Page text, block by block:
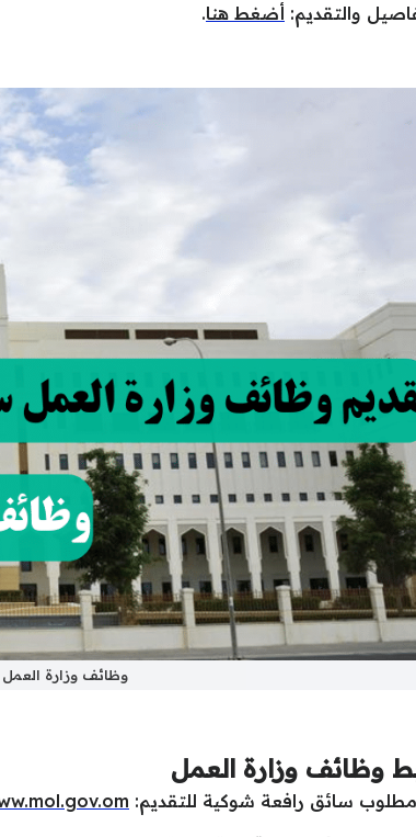
والتقديم: أضغط هنا.
وظائف وزارة العمل سلطنة عمان اليوم
وظائف وزارة العمل